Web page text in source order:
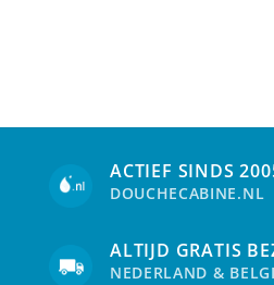
ACTIEF SINDS
DOUCHECABINE.NL
ALTIJD GRATIS
NEDERLAND &